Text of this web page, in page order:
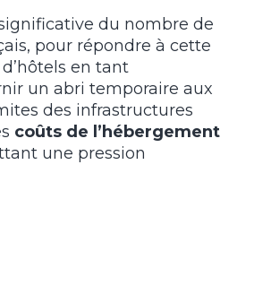
du nombre de
pour répondre à cette
en tant
un abri temporaire aux
des infrastructures
coûts de l’hébergement
une pression